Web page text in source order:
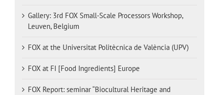
Gallery: 3rd FOX Small-Scale Processors Workshop,
Leuven, Belgium
FOX at the Universitat Politècnica de València (UPV)
FOX at FI [Food Ingredients] Europe
FOX Report: seminar “Biocultural Heritage and